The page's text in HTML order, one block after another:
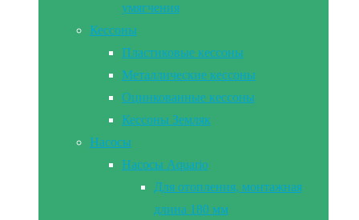
умягчения
Кессоны
Пластиковые кессоны
Металлические кессоны
Оцинкованные кессоны
Кессоны Земляк
Насосы
Насосы Aquario
Для отопления, монтажная
длина 180 мм